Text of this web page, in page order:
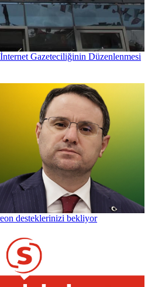
Gazeteciliğinin Düzenlenmesi
desteklerinizi bekliyor